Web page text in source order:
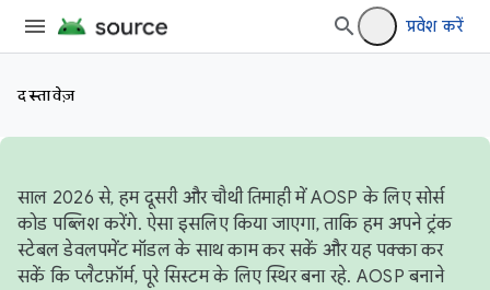
प्रवेश करें
दस्तावेज़
साल 2026 से, हम दूसरी और चौथी तिमाही में AOSP के लिए सोर्स
कोड पब्लिश करेंगे. ऐसा इसलिए किया जाएगा, ताकि हम अपने ट्रंक
स्टेबल डेवलपमेंट मॉडल के साथ काम कर सकें और यह पक्का कर
सकें कि प्लैटफ़ॉर्म, पूरे सिस्टम के लिए स्थिर बना रहे. AOSP बनाने